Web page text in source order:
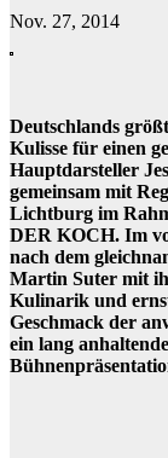
Nov. 27, 2014
Deutschlands
Kulisse für einen
Hauptdarsteller
gemeinsam mit
Lichtburg im
DER KOCH. Im
nach dem
Martin Suter mit
Kulinarik und
Geschmack der
ein lang